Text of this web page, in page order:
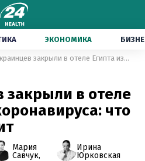
ЭКОНОМИКА
730 украинцев закрыли в отеле Египта из-за коронавируса: что там происходит
закрыли в отеле
что
Мария
Савчук,
Ирина
Юрковская